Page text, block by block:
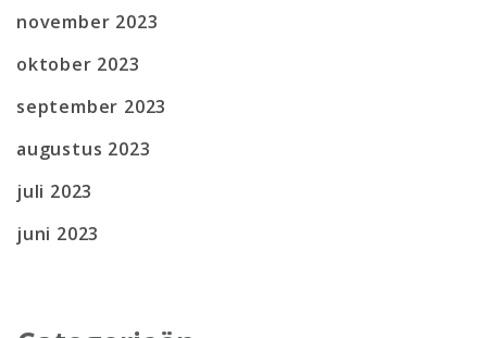
november 2023
oktober 2023
september 2023
augustus 2023
juli 2023
juni 2023